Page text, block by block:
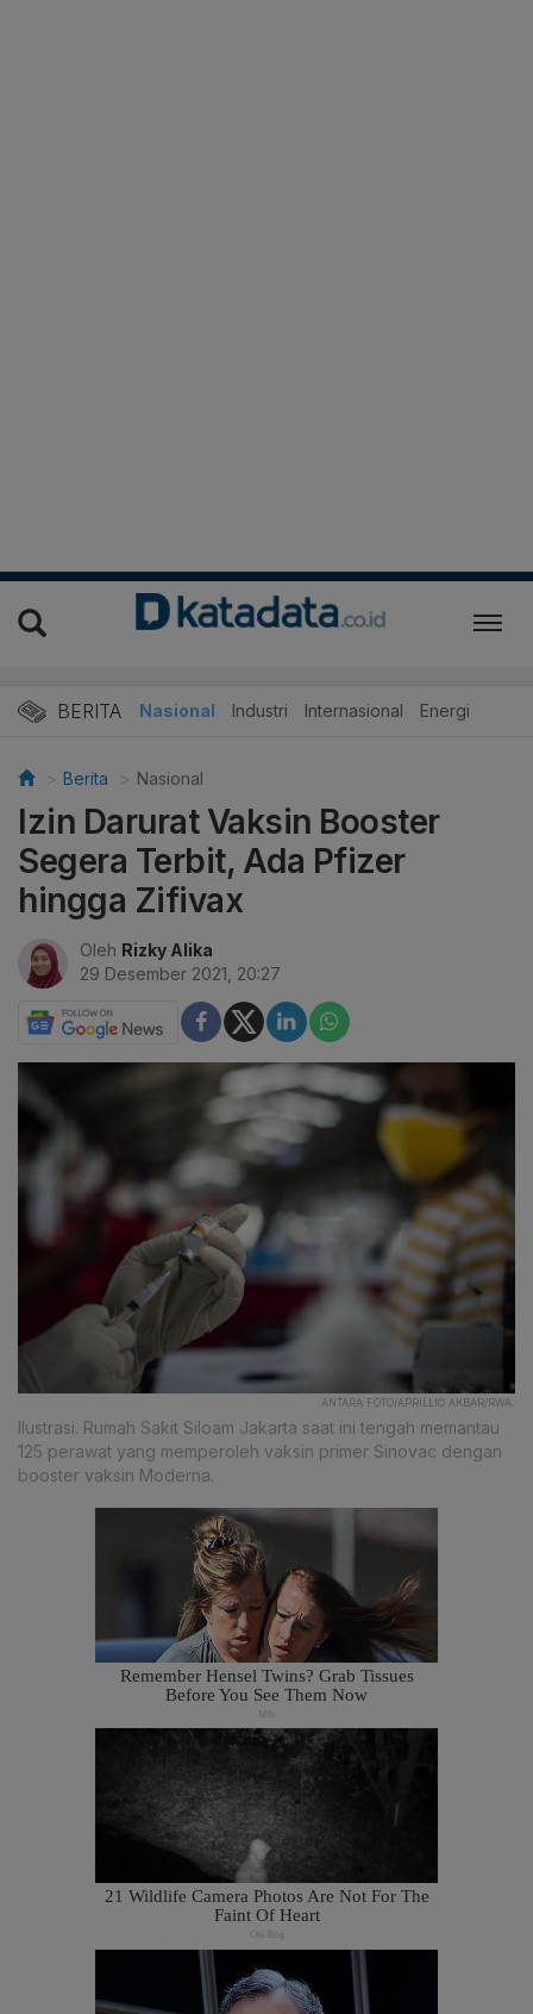
BERITA Nasional Industri Internasional Energi
Berita Nasional
Izin Darurat Vaksin Booster
Segera Terbit, Ada Pfizer
hingga Zifivax
Oleh Rizky Alika
29 Desember 2021, 20:27
ANTARA FOTO/APRILLIO AKBAR/RWA.
Ilustrasi. Rumah Sakit Siloam Jakarta saat ini tengah memantau
125 perawat yang memperoleh vaksin primer Sinovac dengan
booster vaksin Moderna.